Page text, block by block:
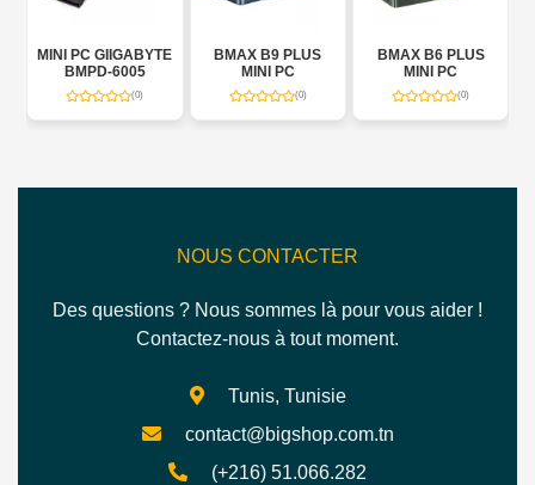
MINI PC GIIGABYTE
BMPD-6005
(0)
BMAX B9 PLUS
MINI PC
(0)
BMAX B6 PLUS
MINI PC
(0)
NOUS CONTACTER
Des questions ? Nous sommes là pour vous aider !
Contactez-nous à tout moment.
Tunis, Tunisie
contact@bigshop.com.tn
(+216) 51.066.282